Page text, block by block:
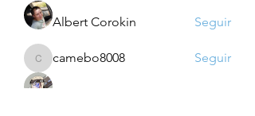
Albert Corokin Seguir
camebo8008
camebo8008 Seguir